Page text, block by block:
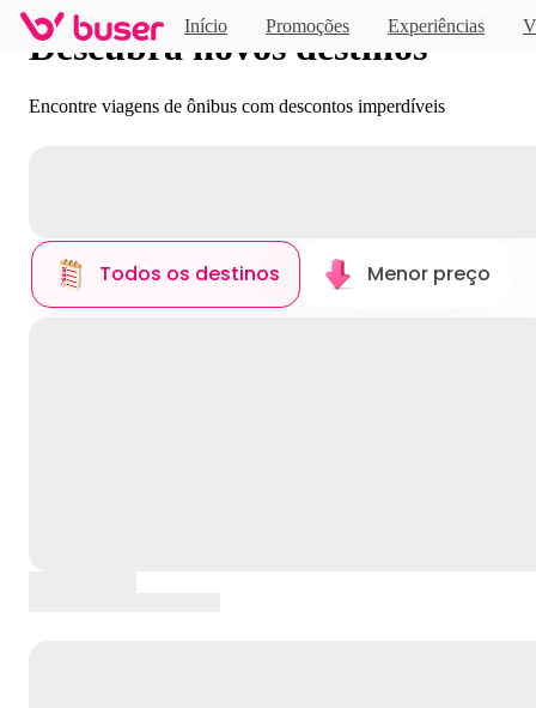
Início Promoções Experiências
Descubra novos destinos
Encontre viagens de ônibus com descontos imperdíveis
Todos os destinos Menor preço